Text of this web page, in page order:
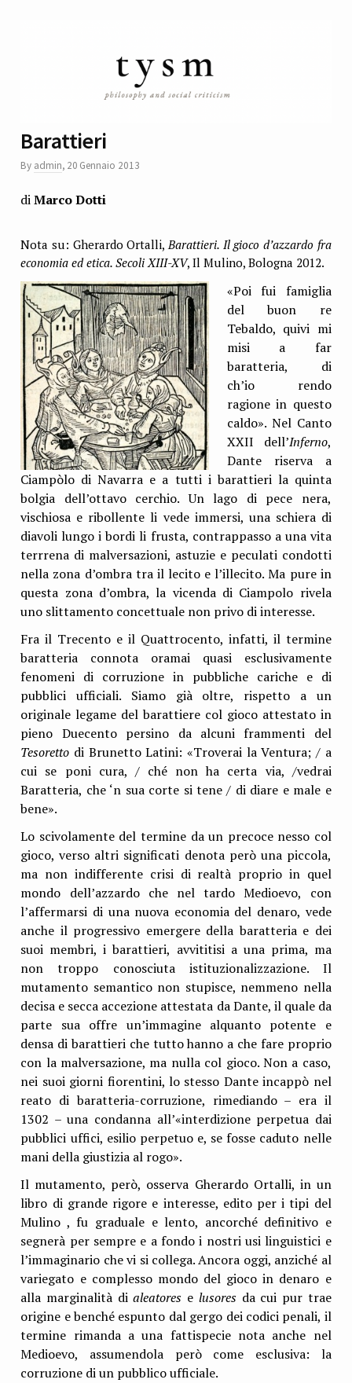
Barattieri
By admin, 20 Gennaio 2013
diMarco Dotti
Nota su: Gherardo Ortalli,Barattieri. Il gioco d’azzardo fra
economia ed etica. Secoli XIII-XV, Il Mulino, Bologna 2012.
«Poi fui famiglia
del buon re
Tebaldo, quivi mi
misi a far
baratteria, di
ch’io rendo
ragione in questo
caldo». Nel Canto
XXII dell’Inferno,
Dante riserva a
Ciampòlo di Navarra e a tutti i barattieri la quinta
bolgia dell’ottavo cerchio. Un lago di pece nera,
vischiosa e ribollente li vede immersi, una schiera di
diavoli lungo i bordi li frusta, contrappasso a una vita
terrrena di malversazioni, astuzie e peculati condotti
nella zona d’ombra tra il lecito e l’illecito. Ma pure in
questa zona d’ombra, la vicenda di Ciampolo rivela
uno slittamento concettuale non privo di interesse.
Fra il Trecento e il Quattrocento, infatti, il termine
baratteria connota oramai quasi esclusivamente
fenomeni di corruzione in pubbliche cariche e di
pubblici ufficiali. Siamo già oltre, rispetto a un
originale legame del barattiere col gioco attestato in
pieno Duecento persino da alcuni frammenti del
Tesoretto di Brunetto Latini: «Troverai la Ventura; / a
cui se poni cura, / ché non ha certa via, /vedrai
Baratteria, che ‘n sua corte si tene / di diare e male e
bene».
Lo scivolamente del termine da un precoce nesso col
gioco, verso altri significati denota però una piccola,
ma non indifferente crisi di realtà proprio in quel
mondo dell’azzardo che nel tardo Medioevo, con
l’affermarsi di una nuova economia del denaro, vede
anche il progressivo emergere della baratteria e dei
suoi membri, i barattieri, avvititisi a una prima, ma
non troppo conosciuta istituzionalizzazione. Il
mutamento semantico non stupisce, nemmeno nella
decisa e secca accezione attestata da Dante, il quale da
parte sua offre un’immagine alquanto potente e
densa di barattieri che tutto hanno a che fare proprio
con la malversazione, ma nulla col gioco. Non a caso,
nei suoi giorni fiorentini, lo stesso Dante incappò nel
reato di baratteria-corruzione, rimediando – era il
1302 – una condanna all’«interdizione perpetua dai
pubblici uffici, esilio perpetuo e, se fosse caduto nelle
mani della giustizia al rogo».
Il mutamento, però, osserva Gherardo Ortalli, in un
libro di grande rigore e interesse, edito per i tipi del
Mulino , fu graduale e lento, ancorché definitivo e
segnerà per sempre e a fondo i nostri usi linguistici e
l’immaginario che vi si collega. Ancora oggi, anziché al
variegato e complesso mondo del gioco in denaro e
alla marginalità dialeatores e lusores da cui pur trae
origine e benché espunto dal gergo dei codici penali, il
termine rimanda a una fattispecie nota anche nel
Medioevo, assumendola però come esclusiva: la
corruzione di un pubblico ufficiale.